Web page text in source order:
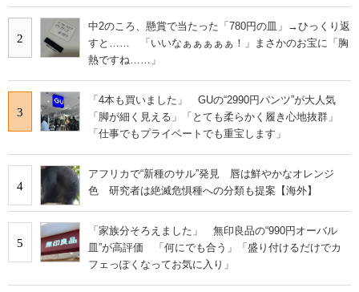
2
中2のころ、懸賞で当たった「780円の皿」→ひっくり返
すと…… 「いいなぁぁぁぁぁ！」まさかのお宝に「胸
熱ですね……」
3
「4本も買いました」 GUの“2990円パンツ”が大人気
「脚が細く見える」「とても柔らかく履き心地抜群」
「仕事でもプライベートでも重宝します」
4
アフリカで“新種のサル”発見 唇は鮮やかなオレンジ
色 研究者は絶滅危惧種への分類も提案【海外】
5
「家族分そろえました」 無印良品の“990円オーバル
皿”が高評価 「何にでも合う」「盛り付けるだけでカ
フェっぽくなってお気に入り」